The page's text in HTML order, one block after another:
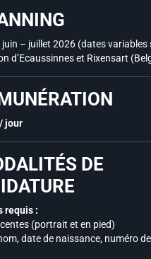
juin – juillet 2026 (dates variables
d’Ecaussinnes et Rixensart
jour
DE
requis :
(portrait et en pied)
date de naissance, numéro